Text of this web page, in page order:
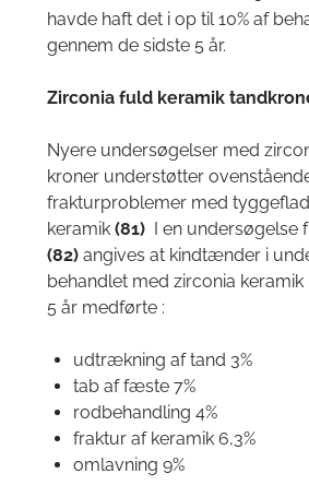
havde haft det i op til 10% af
gennem de sidste 5 år.
Zirconia fuld keramik
Nyere undersøgelser med
kroner understøtter
frakturproblemer med
keramik(81) I en undersøgelse
(82) angives at kindtænder i
behandlet med zirconia
5 år medførte :
udtrækning af tand 3%
tab af fæste 7%
rodbehandling 4%
fraktur af keramik 6,3%
omlavning 9%